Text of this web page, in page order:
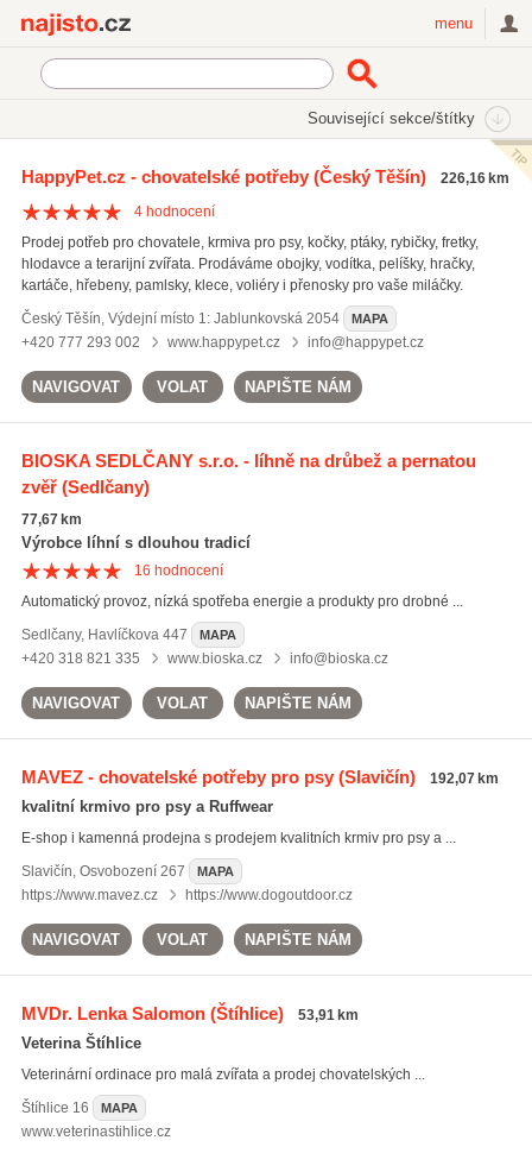
menu
Související sekce/štítky
On-line prodej chovatelských potřeb
HappyPet.cz - chovatelské potřeby(Český Těšín)
226,16 km
4hodnocení
Prodej potřeb pro chovatele, krmiva pro psy, kočky, ptáky, rybičky, fretky,
hlodavce a terarijní zvířata. Prodáváme obojky, vodítka, pelíšky, hračky,
kartáče, hřebeny, pamlsky, klece, voliéry i přenosky pro vaše miláčky.
Český Těšín, Výdejní místo 1: Jablunkovská 2054 MAPA
+420 777 293 002 www.happypet.cz info@happypet.cz
NAVIGOVAT VOLAT NAPIŠTE NÁM
BIOSKA SEDLČANY s.r.o. - líhně na drůbež a pernatou
zvěř(Sedlčany)
77,67 km
Výrobce líhní s dlouhou tradicí
16 hodnocení
Automatický provoz, nízká spotřeba energie a produkty pro drobné ...
Sedlčany, Havlíčkova 447 MAPA
+420 318 821 335 www.bioska.cz info@bioska.cz
NAVIGOVAT VOLAT NAPIŠTE NÁM
MAVEZ - chovatelské potřeby pro psy(Slavičín) 192,07 km
kvalitní krmivo pro psy a Ruffwear
E-shop i kamenná prodejna s prodejem kvalitních krmiv pro psy a ...
Slavičín, Osvobození 267 MAPA
https://www.mavez.cz https://www.dogoutdoor.cz
NAVIGOVAT VOLAT NAPIŠTE NÁM
MVDr. Lenka Salomon(Štíhlice) 53,91 km
Veterina Štíhlice
Veterinární ordinace pro malá zvířata a prodej chovatelských ...
Štíhlice 16 MAPA
www.veterinastihlice.cz